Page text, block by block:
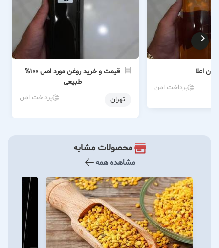
اعلا
پرداخت امن
قیمت و خرید روغن مورد اصل 100%
طبیعی
تهران
پرداخت امن
محصولات مشابه
مشاهده همه